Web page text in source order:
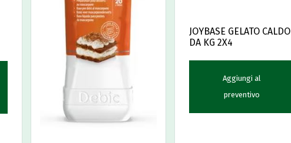
JOYBASE GELATO CALDO
DA KG 2X4
Aggiungi al
preventivo